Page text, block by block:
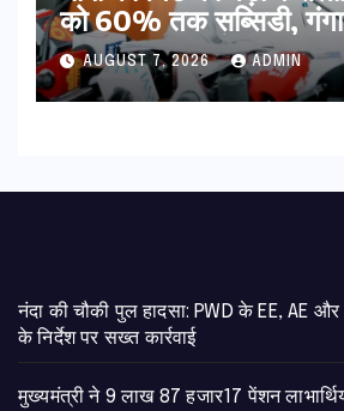
को 60% तक सब्सिडी,
का हरिद्वार तक होगा विस्तार
AUGUST 7, 2026 ADMIN
नंदा की चौकी पुल हादसा: PWD के EE, AE और
के निर्देश पर सख्त कार्रवाई
मुख्यमंत्री ने 9 लाख 87 हजार17 पेंशन